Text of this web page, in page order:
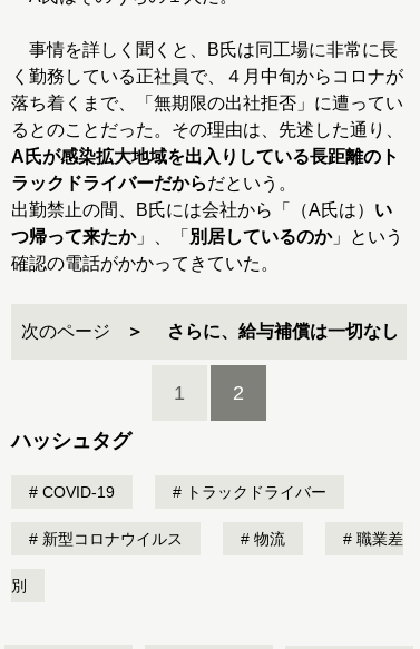
事情を詳しく聞くと、B氏は同工場に非常に長
く勤務している正社員で、４月中旬からコロナが
落ち着くまで、「無期限の出社拒否」に遭ってい
るとのことだった。その理由は、先述した通り、
A氏が感染拡大地域を出入りしている長距離のト
ラックドライバーだからだという。
出勤禁止の間、B氏には会社から「（A氏は） い
つ帰って来たか」、「 別居しているのか」という
確認の電話がかかってきていた。
次のページ さらに、給与補償は一切なし
1 2
ハッシュタグ
COVID-19 トラックドライバー
新型コロナウイルス 物流 職業差
別